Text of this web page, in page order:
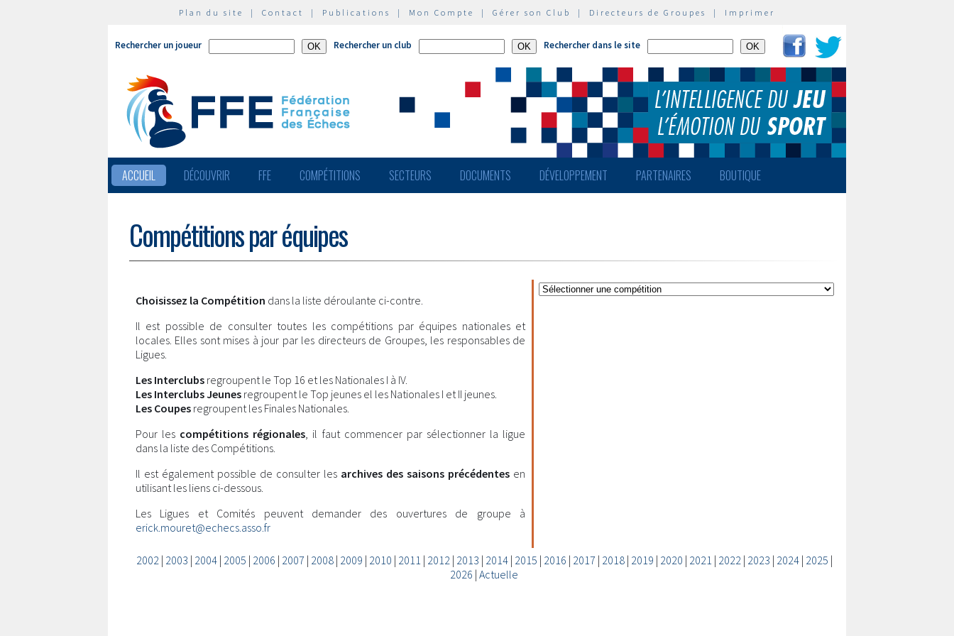
Plan du site | Contact | Publications | Mon Compte | Gérer son Club | Directeurs de Groupes | Imprimer
Rechercher un joueur Rechercher un club Rechercher dans le site
ACCUEIL DÉCOUVRIR FFE COMPÉTITIONS SECTEURS DOCUMENTS DÉVELOPPEMENT PARTENAIRES BOUTIQUE
Compétitions par équipes
Choisissez la Compétition dans la liste déroulante ci-contre.
Il est possible de consulter toutes les compétitions par équipes nationales et
locales. Elles sont mises à jour par les directeurs de Groupes, les responsables de
Ligues.
Les Interclubs regroupent le Top 16 et les Nationales I à IV.
Les Interclubs Jeunes regroupent le Top jeunes el les Nationales I et II jeunes.
Les Coupes regroupent les Finales Nationales.
Pour les compétitions régionales, il faut commencer par sélectionner la ligue
dans la liste des Compétitions.
Il est également possible de consulter les archives des saisons précédentes en
utilisant les liens ci-dessous.
Les Ligues et Comités peuvent demander des ouvertures de groupe à
erick.mouret@echecs.asso.fr
2002| 2003 | 2004| 2005 | 2006 | 2007 | 2008| 2009 | 2010 | 2011 | 2012| 2013 | 2014| 2015 | 2016 | 2017 | 2018| 2019 | 2020 | 2021 | 2022| 2023 | 2024| 2025 |
2026 | Actuelle